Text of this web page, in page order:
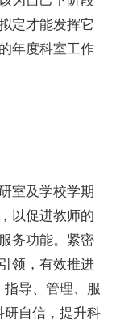
定才能发挥它
年度科室工作
室及学校学期
以促进教师的
务功能。紧密
领，有效推进
导、管理、服
研自信，提升科